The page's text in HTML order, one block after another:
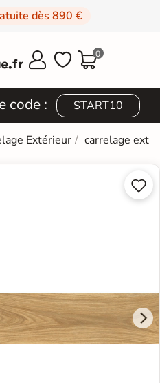
dès 890 €
  0
code : START10
Extérieur carrelage

